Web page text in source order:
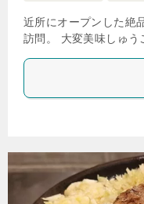
近所にオープンした絶
訪問。 大変美味しゅう